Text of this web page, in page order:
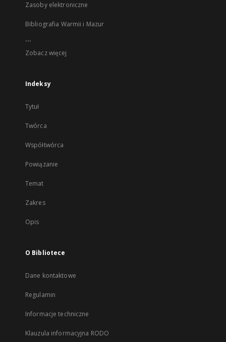
Zasoby elektroniczne
Bibliografia Warmii i Mazur
...
Zobacz więcej
Indeksy
Tytuł
Twórca
Współtwórca
Powiązanie
Temat
Zakres
Opis
O Bibliotece
Dane kontaktowe
Regulamin
Informacje techniczne
Klauzula informacyjna RODO